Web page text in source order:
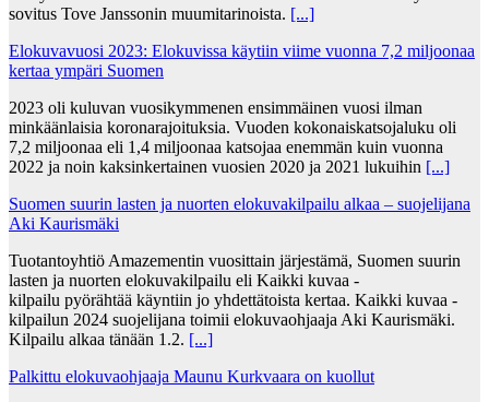
sovitus Tove Janssonin muumitarinoista. [...]
Elokuvavuosi 2023: Elokuvissa käytiin viime vuonna 7,2 miljoonaa
kertaa ympäri Suomen
2023 oli kuluvan vuosikymmenen ensimmäinen vuosi ilman
minkäänlaisia koronarajoituksia. Vuoden kokonaiskatsojaluku oli
7,2 miljoonaa eli 1,4 miljoonaa katsojaa enemmän kuin vuonna
2022 ja noin kaksinkertainen vuosien 2020 ja 2021 lukuihin [...]
Suomen suurin lasten ja nuorten elokuvakilpailu alkaa – suojelijana
Aki Kaurismäki
Tuotantoyhtiö Amazementin vuosittain järjestämä, Suomen suurin
lasten ja nuorten elokuvakilpailu eli Kaikki kuvaa -
kilpailu pyörähtää käyntiin jo yhdettätoista kertaa. Kaikki kuvaa -
kilpailun 2024 suojelijana toimii elokuvaohjaaja Aki Kaurismäki.
Kilpailu alkaa tänään 1.2. [...]
Palkittu elokuvaohjaaja Maunu Kurkvaara on kuollut